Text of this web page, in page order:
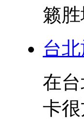
籁胜
台
在
卡